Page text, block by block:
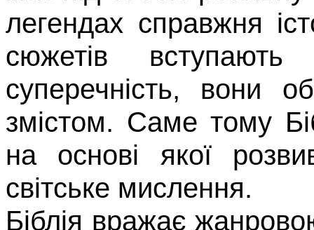
леген­дах справжня
сюжетів
суперечність, вони
змістом. Саме тому
на основі якої
світське мислення.
Біблія вражає